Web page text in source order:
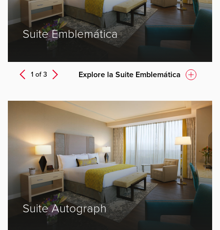
Suite Emblemática
1 of3 Next Explore la Suite Emblemática
Suite Autograph